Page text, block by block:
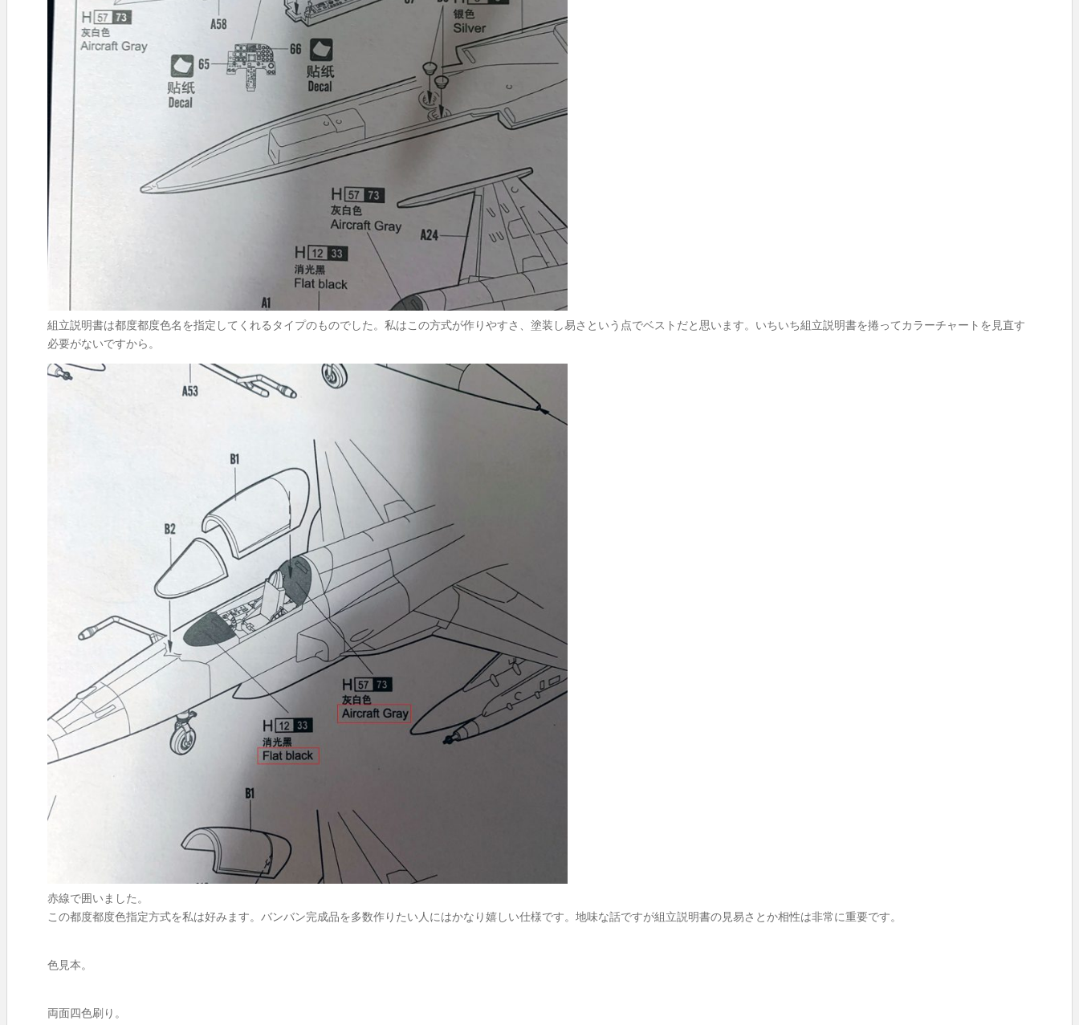
組立説明書は都度都度色名を指定してくれるタイプのものでした。私はこの方式が作りやすさ、塗装し易さという点でベストだと思います。いちいち組立説明書を捲ってカラーチャートを見直す
必要がないですから。
赤線で囲いました。
この都度都度色指定方式を私は好みます。バンバン完成品を多数作りたい人にはかなり嬉しい仕様です。地味な話ですが組立説明書の見易さとか相性は非常に重要です。
色見本。
両面四色刷り。